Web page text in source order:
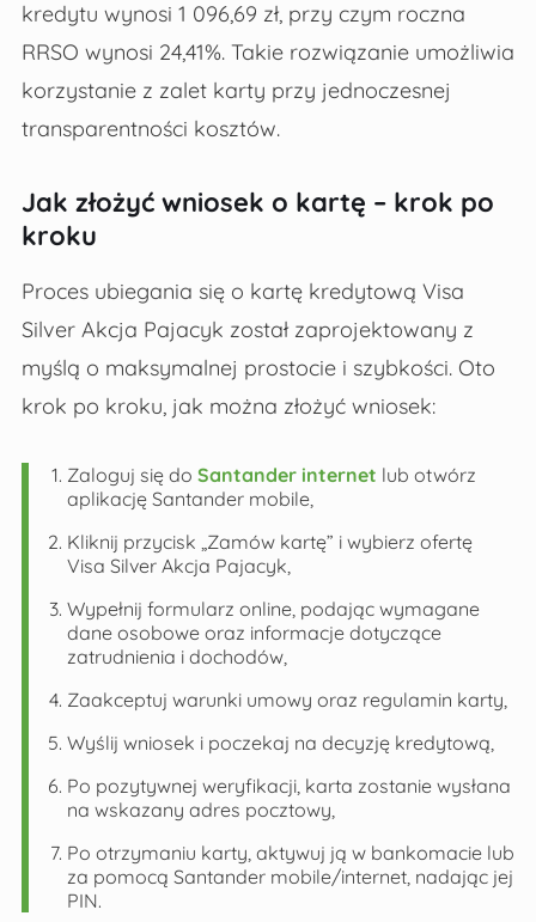
kredytu wynosi 1 096,69 zł, przy czym roczna
RRSO wynosi 24,41%. Takie rozwiązanie umożliwia
korzystanie z zalet karty przy jednoczesnej
transparentności kosztów.
Jak złożyć wniosek o kartę – krok po
kroku
Proces ubiegania się o kartę kredytową Visa
Silver Akcja Pajacyk został zaprojektowany z
myślą o maksymalnej prostocie i szybkości. Oto
krok po kroku, jak można złożyć wniosek:
Zaloguj się do Santander internet lub otwórz
aplikację Santander mobile,
Kliknij przycisk „Zamów kartę” i wybierz ofertę
Visa Silver Akcja Pajacyk,
Wypełnij formularz online, podając wymagane
dane osobowe oraz informacje dotyczące
zatrudnienia i dochodów,
Zaakceptuj warunki umowy oraz regulamin karty,
Wyślij wniosek i poczekaj na decyzję kredytową,
Po pozytywnej weryfikacji, karta zostanie wysłana
na wskazany adres pocztowy,
Po otrzymaniu karty, aktywuj ją w bankomacie lub
za pomocą Santander mobile/internet, nadając jej
PIN.